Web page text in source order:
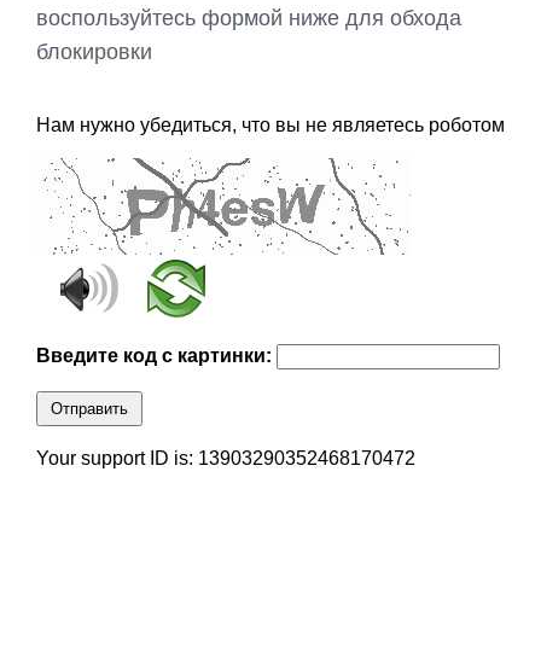
воспользуйтесь формой ниже для обхода
блокировки
Нам нужно убедиться, что вы не являетесь роботом
Введите код с картинки:
Отправить
Your support ID is: 13903290352468170472